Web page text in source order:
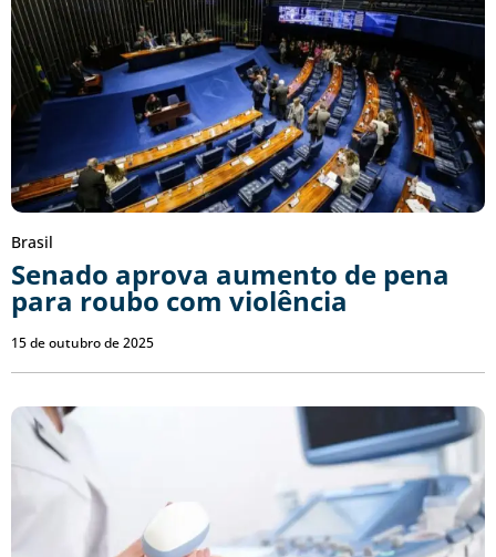
Brasil
Senado aprova aumento de pena
para roubo com violência
15 de outubro de 2025